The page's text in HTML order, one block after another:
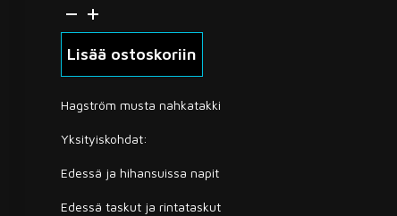
Hagström
musta
nahkatakki
48
(4700)
määrä
Lisää ostoskoriin
Hagström musta nahkatakki
Yksityiskohdat:
Edessä ja hihansuissa napit
Edessä taskut ja rintataskut